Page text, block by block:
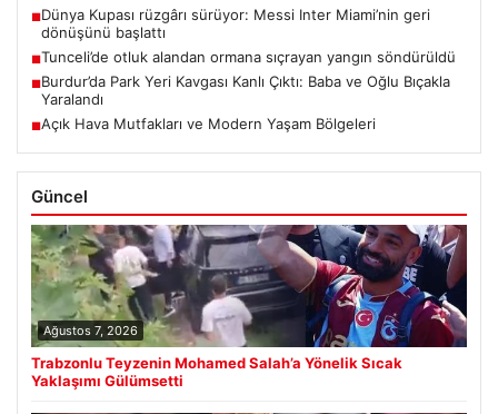
■Dünya Kupası rüzgârı sürüyor: Messi Inter Miami’nin geri
dönüşünü başlattı
■Tunceli’de otluk alandan ormana sıçrayan yangın söndürüldü
■Burdur’da Park Yeri Kavgası Kanlı Çıktı: Baba ve Oğlu Bıçakla
Yaralandı
■Açık Hava Mutfakları ve Modern Yaşam Bölgeleri
Güncel
Ağustos 7, 2026
Trabzonlu Teyzenin Mohamed Salah’a Yönelik Sıcak
Yaklaşımı Gülümsetti